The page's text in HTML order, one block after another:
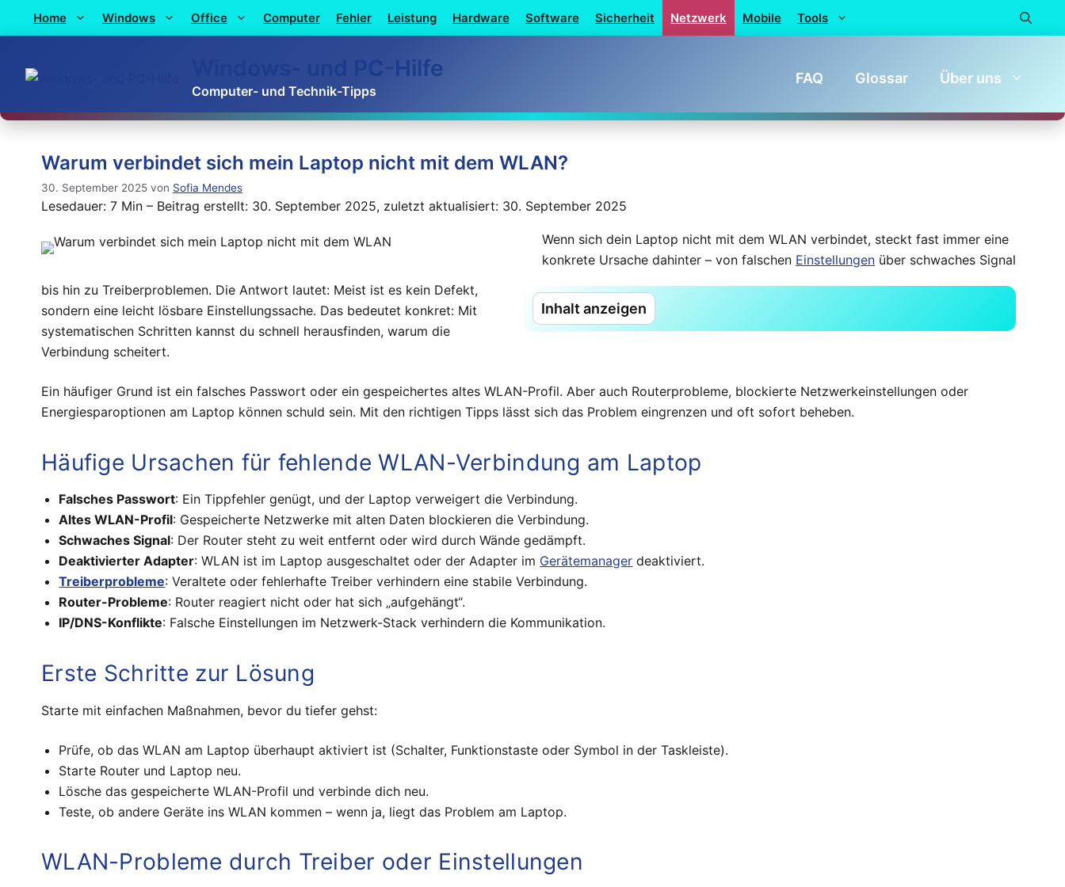
Home Windows Office Computer Fehler Leistung Hardware Software Sicherheit Netzwerk Mobile Tools
Windows- und PC-Hilfe
Computer- und Technik-Tipps
FAQ Glossar Über uns
Warum verbindet sich mein Laptop nicht mit dem WLAN?
30. September 2025 von Sofia Mendes
Lesedauer: 7 Min – Beitrag erstellt: 30. September 2025, zuletzt aktualisiert: 30. September 2025
Inhalt anzeigen
Wenn sich dein Laptop nicht mit dem WLAN verbindet, steckt fast immer eine
konkrete Ursache dahinter – von falschen Einstellungen über schwaches Signal
bis hin zu Treiberproblemen. Die Antwort lautet: Meist ist es kein Defekt,
sondern eine leicht lösbare Einstellungssache. Das bedeutet konkret: Mit
systematischen Schritten kannst du schnell herausfinden, warum die
Verbindung scheitert.
Ein häufiger Grund ist ein falsches Passwort oder ein gespeichertes altes WLAN-Profil. Aber auch Routerprobleme, blockierte Netzwerkeinstellungen oder
Energiesparoptionen am Laptop können schuld sein. Mit den richtigen Tipps lässt sich das Problem eingrenzen und oft sofort beheben.
Häufige Ursachen für fehlende WLAN-Verbindung am Laptop
Falsches Passwort: Ein Tippfehler genügt, und der Laptop verweigert die Verbindung.
Altes WLAN-Profil: Gespeicherte Netzwerke mit alten Daten blockieren die Verbindung.
Schwaches Signal: Der Router steht zu weit entfernt oder wird durch Wände gedämpft.
Deaktivierter Adapter: WLAN ist im Laptop ausgeschaltet oder der Adapter im Gerätemanager deaktiviert.
Treiberprobleme: Veraltete oder fehlerhafte Treiber verhindern eine stabile Verbindung.
Router-Probleme: Router reagiert nicht oder hat sich „aufgehängt“.
IP/DNS-Konflikte: Falsche Einstellungen im Netzwerk-Stack verhindern die Kommunikation.
Erste Schritte zur Lösung
Starte mit einfachen Maßnahmen, bevor du tiefer gehst:
Prüfe, ob das WLAN am Laptop überhaupt aktiviert ist (Schalter, Funktionstaste oder Symbol in der Taskleiste).
Starte Router und Laptop neu.
Lösche das gespeicherte WLAN-Profil und verbinde dich neu.
Teste, ob andere Geräte ins WLAN kommen – wenn ja, liegt das Problem am Laptop.
WLAN-Probleme durch Treiber oder Einstellungen